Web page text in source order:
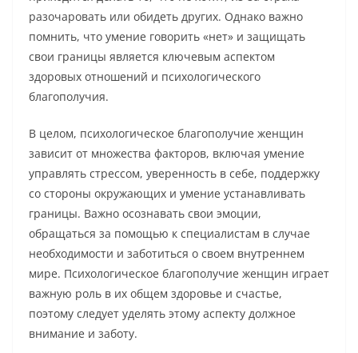
разочаровать или обидеть других. Однако важно
помнить, что умение говорить «нет» и защищать
свои границы является ключевым аспектом
здоровых отношений и психологического
благополучия.
В целом, психологическое благополучие женщин
зависит от множества факторов, включая умение
управлять стрессом, уверенность в себе, поддержку
со стороны окружающих и умение устанавливать
границы. Важно осознавать свои эмоции,
обращаться за помощью к специалистам в случае
необходимости и заботиться о своем внутреннем
мире. Психологическое благополучие женщин играет
важную роль в их общем здоровье и счастье,
поэтому следует уделять этому аспекту должное
внимание и заботу.